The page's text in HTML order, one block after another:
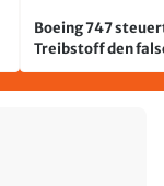
Boeing 747
Treibstoff den